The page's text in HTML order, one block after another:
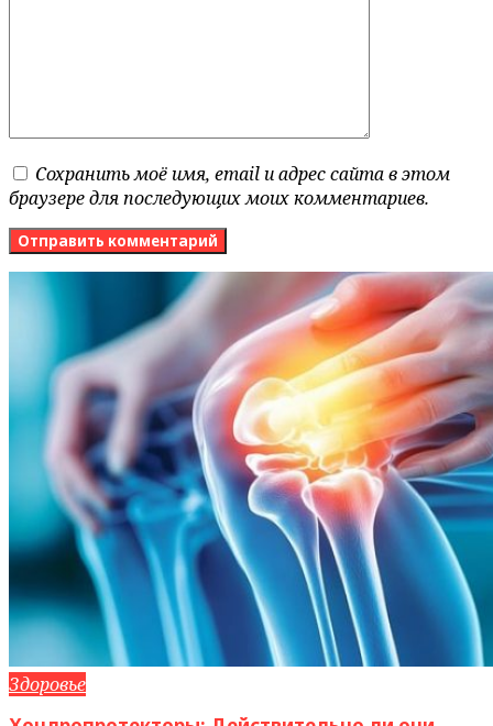
Сохранить моё имя, email и адрес сайта в этом
браузере для последующих моих комментариев.
Здоровье